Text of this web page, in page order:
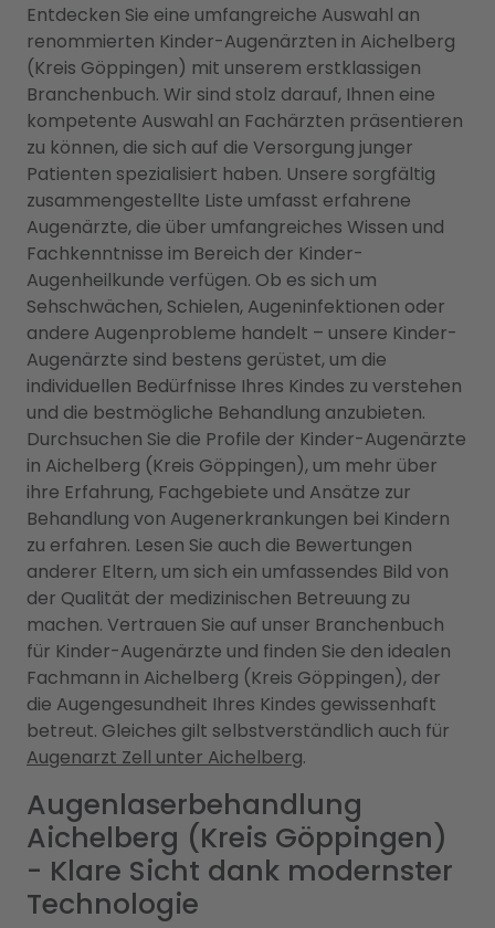
Entdecken Sie eine umfangreiche Auswahl an
renommierten Kinder-Augenärzten in Aichelberg
(Kreis Göppingen) mit unserem erstklassigen
Branchenbuch. Wir sind stolz darauf, Ihnen eine
kompetente Auswahl an Fachärzten präsentieren
zu können, die sich auf die Versorgung junger
Patienten spezialisiert haben. Unsere sorgfältig
zusammengestellte Liste umfasst erfahrene
Augenärzte, die über umfangreiches Wissen und
Fachkenntnisse im Bereich der Kinder-
Augenheilkunde verfügen. Ob es sich um
Sehschwächen, Schielen, Augeninfektionen oder
andere Augenprobleme handelt – unsere Kinder-
Augenärzte sind bestens gerüstet, um die
individuellen Bedürfnisse Ihres Kindes zu verstehen
und die bestmögliche Behandlung anzubieten.
Durchsuchen Sie die Profile der Kinder-Augenärzte
in Aichelberg (Kreis Göppingen), um mehr über
ihre Erfahrung, Fachgebiete und Ansätze zur
Behandlung von Augenerkrankungen bei Kindern
zu erfahren. Lesen Sie auch die Bewertungen
anderer Eltern, um sich ein umfassendes Bild von
der Qualität der medizinischen Betreuung zu
machen. Vertrauen Sie auf unser Branchenbuch
für Kinder-Augenärzte und finden Sie den idealen
Fachmann in Aichelberg (Kreis Göppingen), der
die Augengesundheit Ihres Kindes gewissenhaft
betreut. Gleiches gilt selbstverständlich auch für
Augenarzt Zell unter Aichelberg.
Augenlaserbehandlung
Aichelberg (Kreis Göppingen)
- Klare Sicht dank modernster
Technologie